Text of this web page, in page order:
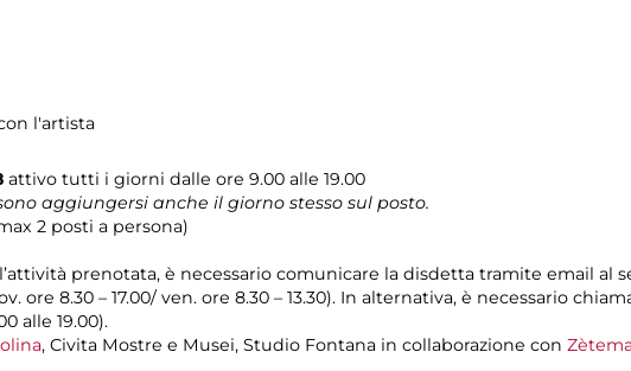
l'artista
attivo tutti i giorni dalle ore 9.00 alle 19.00
aggiungersi anche il giorno stesso sul posto.
2 posti a persona)
prenotata, è necessario comunicare la disdetta tramite email al
ore 8.30 – 17.00/ ven. ore 8.30 – 13.30). In alternativa, è necessario
alle 19.00).
, Civita Mostre e Musei, Studio Fontana in collaborazione con